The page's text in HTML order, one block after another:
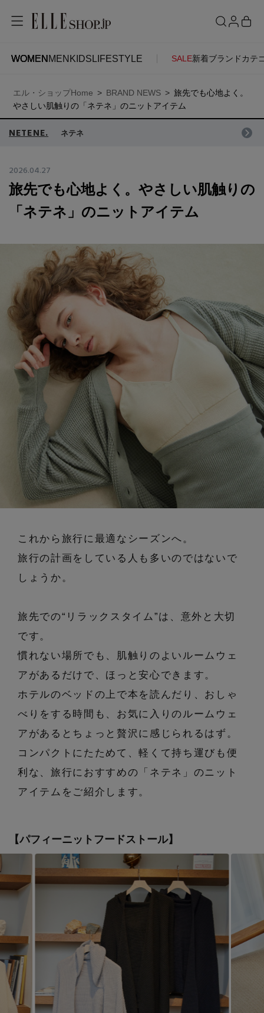
WOMEN MEN KIDS LIFESTYLE SALE新着ブランド カテ
WOMENMENKIDSLIFESTYLE
ITEMS
再入荷アイテム
ブランド
最旬！トレンドワード
【雨の日】急な雨対策グッズ
【Tシャツ】デイリーに活躍
【サンダル】ビーサンの季節！
【ワンピース】猛暑日はこれ！
【リネン】涼しい夏素材
【レース】上品な透け感
【ペプラム】トレンドシルエット
『ELLE』最新号掲載
【ジュエリー】シルバーでクールに
アイテム一覧
SALE
CATEGORY
ウェア
カットソー・Tシャツ
ワンピース・チュニック
パンツ
スカート
ジャケット
ニット
ルームウェア・パジャマ
シューズ
すべてのシューズ
サンダル
パンプス
スニーカー
フラットシューズ
バッグ・財布
すべてのバッグ・財布
カゴバッグ
ショルダーバッグ
ハンドバッグ
財布・小物
ボディバッグ・ウェストポーチ
ボストンバッグ
ファッション小物
ストール・マフラー・ケープ
帽子・イヤーマフ
ヘアアクセサリー
スマートフォンケース・タブレットケース
アイウェア
グローブ
ポーチ
チャーム・ストラップ
その他(傘・ハンカチ・時計など)
すべてのアクセサリー
ピアス・イヤリング
ネックレス
バングル・ブレスレット
アンクレット
ランジェリー
すべてのランジェリー
ランジェリー
スポーツ
ウェア
シューズ
CONTENTS
NEW IN BRAND
BRAND NEWS
HOT STYLE
EDITOR'S CLOSET
ACCOUNT
お気に入りアイテム
ご注文履歴
会員情報
アカウント連携
マイページ
SUPPORT
ご利用ガイド
カスタマーサポート
エル・ショップについて
お知らせ
よくあるご質問
ログアウト
SEE RESULTS
エル・ショップHome BRAND NEWS
旅先でも心地よく。
やさしい肌触りの「ネテネ」のニットアイテム
NETENE. ネテネ
2026.04.27
旅先でも心地よく。やさしい肌触りの
「ネテネ」のニットアイテム
これから旅行に最適なシーズンへ。
旅行の計画をしている人も多いのではないで
しょうか。
旅先での“リラックスタイム”は、意外と大切
です。
慣れない場所でも、肌触りのよいルームウェ
アがあるだけで、ほっと安心できます。
ホテルのベッドの上で本を読んだり、おしゃ
べりをする時間も、お気に入りのルームウェ
アがあるとちょっと贅沢に感じられるはず。
コンパクトにたためて、軽くて持ち運びも便
利な、旅行におすすめの「ネテネ」のニット
アイテムをご紹介します。
【パフィーニットフードストール】